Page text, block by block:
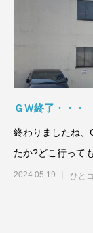
ＧＷ終了・・・
終わりましたね、
たか?どこ行って
た
2024.05.19 ひと